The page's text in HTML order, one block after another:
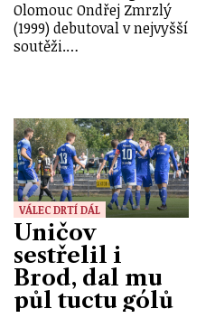
Olomouc Ondřej Zmrzlý
(1999) debutoval v nejvyšší
soutěži.…
VÁLEC DRTÍ DÁL
Uničov
sestřelil i
Brod, dal mu
půl tuctu gólů